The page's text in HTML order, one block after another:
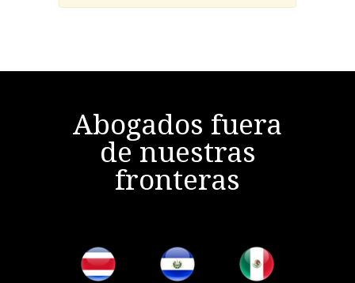
Abogados fuera
de nuestras
fronteras